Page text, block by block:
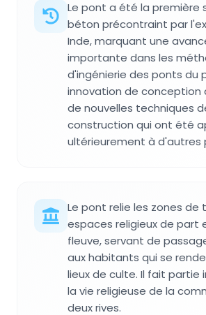
Le pont a été la première
béton précontraint par
Inde, marquant une
importante dans les
d'ingénierie des ponts du
innovation de conception
de nouvelles techniques
construction qui ont été
ultérieurement à d'autres
Le pont relie les zones de
espaces religieux de part
fleuve, servant de
aux habitants qui se
lieux de culte. Il fait partie
la vie religieuse de la
deux rives.